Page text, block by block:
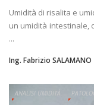
Umidità di risalita e
un umidità intestinale,
...
Ing. Fabrizio SALAMANO
ANALISI UMIDITÀ